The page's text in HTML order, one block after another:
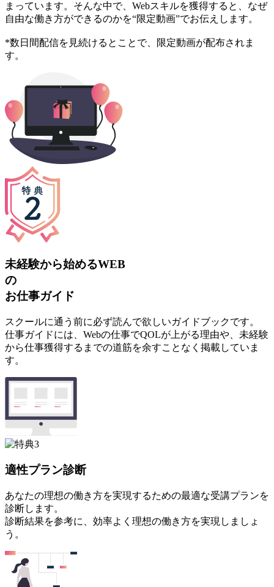
まっています。そんな中で、Webスキルを獲得すると、なぜ
自由な働き方ができるのかを“限定動画”でお伝えします。
*数日間配信を見続けるとことで、限定動画が配布されま
す。
未経験から始めるWEB
の
お仕事ガイド
スクールに通う前に必ず読んで欲しいガイドブックです。
仕事ガイドには、Webの仕事でQOLが上がる理由や、未経験
から仕事獲得するまでの道筋を余すことなく掲載していま
す。
適性プラン診断
あなたの理想の働き方を実現するための最適な受講プランを
診断します。
診断結果を参考に、効率よく理想の働き方を実現しましょ
う。